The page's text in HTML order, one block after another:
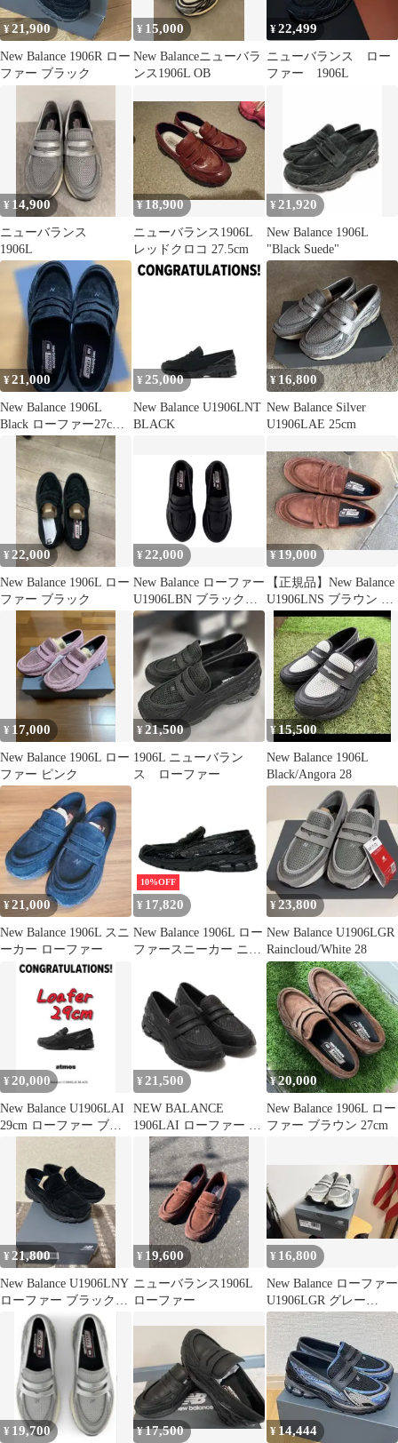
¥21,900
New Balance 1906R ロー
ファー ブラック
¥ 15,000
New Balanceニューバラ
ンス1906L OB
¥22,499
ニューバランス ロー
ファー 1906L
¥ 14,900
ニューバランス
1906L
¥18,900
ニューバランス1906L
レッドクロコ 27.5cm
¥ 21,920
New Balance 1906L
"Black Suede"
¥21,000
New Balance 1906L
Black ローファー27cm
箱あり
¥ 25,000
New Balance U1906LNT
BLACK
¥ 16,800
New Balance Silver
U1906LAE 25cm
¥ 22,000
New Balance 1906L ロー
ファー ブラック
¥ 22,000
New Balance ローファー
U1906LBN ブラック
27.0cm
¥19,000
【正規品】New Balance
U1906LNS ブラウン ロ
ーファー
¥ 17,000
New Balance 1906L ロー
ファー ピンク
¥21,500
1906L ニューバラン
ス ローファー
¥15,500
New Balance 1906L
Black/Angora 28
¥21,000
New Balance 1906L スニ
ーカー ローファー
10%OFF
¥ 17,820
New Balance 1906L ロー
ファースニーカー ニュ
ブラック 27.5cm
（18742M）
¥23,800
New Balance U1906LGR
Raincloud/White 28
¥ 20,000
New Balance U1906LAI
29cm ローファー ブラ
¥ 21,500
NEW BALANCE
1906LAI ローファー メ
ッシュ 1906l
¥20,000
New Balance 1906L ロー
ファー ブラウン 27cm
¥ 21,800
New Balance U1906LNY
ローファー ブラック
¥ 19,600
ニューバランス1906L
ローファー
¥ 16,800
New Balance ローファー
U1906LGR グレー
27.5cm
¥ 19,700 ¥17,500 ¥ 14,444